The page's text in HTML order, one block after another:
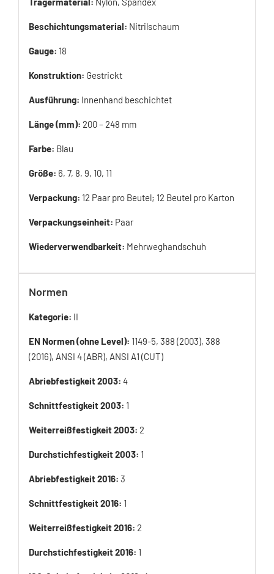
Beschichtungsmaterial: Nitrilschaum
Gauge: 18
Konstruktion: Gestrickt
Ausführung: Innenhand beschichtet
Länge (mm): 200 – 248 mm
Farbe: Blau
Größe: 6, 7, 8, 9, 10, 11
Verpackung: 12 Paar pro Beutel; 12 Beutel pro Karton
Verpackungseinheit: Paar
Wiederverwendbarkeit: Mehrweghandschuh
Normen
Kategorie: II
EN Normen (ohne Level): 1149-5, 388 (2003), 388
(2016), ANSI 4 (ABR), ANSI A1 (CUT)
Abriebfestigkeit 2003: 4
Schnittfestigkeit 2003: 1
Weiterreißfestigkeit 2003: 2
Durchstichfestigkeit 2003: 1
Abriebfestigkeit 2016: 3
Schnittfestigkeit 2016: 1
Weiterreißfestigkeit 2016: 2
Durchstichfestigkeit 2016: 1